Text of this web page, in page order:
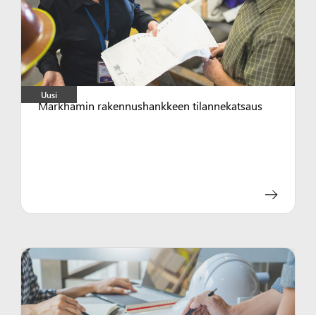
Uusi
Markhamin rakennushankkeen tilannekatsaus